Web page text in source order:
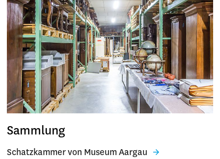
Sammlung
Schatzkammer von Museum Aargau